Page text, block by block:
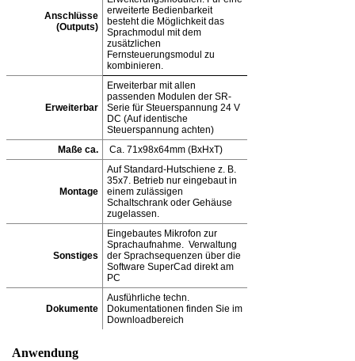
Anschlüsse
(Outputs)
erweiterte Bedienbarkeit
besteht die Möglichkeit das
Sprachmodul mit dem
zusätzlichen
Fernsteuerungsmodul zu
kombinieren.
Erweiterbar
Erweiterbar mit allen
passenden Modulen der SR-
Serie für Steuerspannung 24 V
DC (Auf identische
Steuerspannung achten)
Maße ca.
Ca. 71x98x64mm (BxHxT)
Montage
Auf Standard-Hutschiene z. B.
35x7. Betrieb nur eingebaut in
einem zulässigen
Schaltschrank oder Gehäuse
zugelassen.
Sonstiges
Eingebautes Mikrofon zur
Sprachaufnahme. Verwaltung
der Sprachsequenzen über die
Software SuperCad direkt am
PC
Dokumente
Ausführliche techn.
Dokumentationen finden Sie im
Downloadbereich
Anwendung